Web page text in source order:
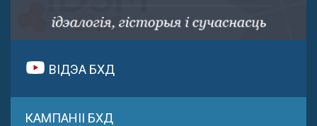
ВІДЭА БХД
КАМПАНІІ БХД